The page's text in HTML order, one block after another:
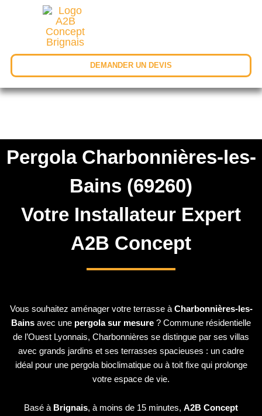
DEMANDER UN DEVIS
Pergola Charbonnières-les-
Bains (69260)
Votre Installateur Expert
A2B Concept
Vous souhaitez aménager votre terrasse à Charbonnières-les-
Bains avec une pergola sur mesure ? Commune résidentielle
de l’Ouest Lyonnais, Charbonnières se distingue par ses villas
avec grands jardins et ses terrasses spacieuses : un cadre
idéal pour une pergola bioclimatique ou à toit fixe qui prolonge
votre espace de vie.
Basé à Brignais, à moins de 15 minutes, A2B Concept